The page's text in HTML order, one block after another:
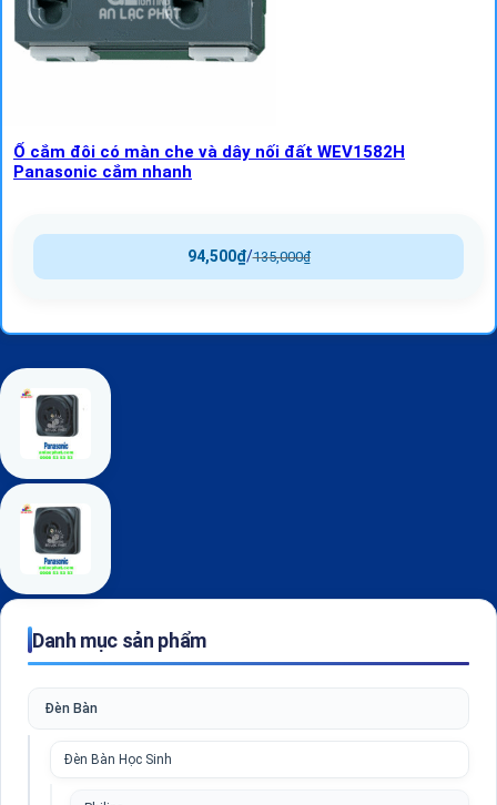
Ổ cắm đôi có màn che và dây nối đất WEV1582H
Panasonic cắm nhanh
135,000₫
/
94,500₫
Danh mục sản phẩm
Đèn Bàn
Đèn Bàn Học Sinh